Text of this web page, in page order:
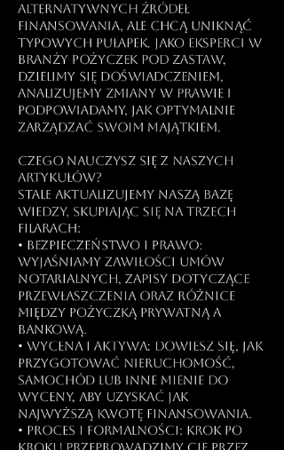
alternatywnych źródeł
finansowania, ale chcą uniknąć
typowych pułapek. Jako eksperci w
branży pożyczek pod zastaw,
dzielimy się doświadczeniem,
analizujemy zmiany w prawie i
podpowiadamy, jak optymalnie
zarządzać swoim majątkiem.
Czego nauczysz się z naszych
artykułów?
Stale aktualizujemy naszą bazę
wiedzy, skupiając się na trzech
filarach:
• Bezpieczeństwo i Prawo:
Wyjaśniamy zawiłości umów
notarialnych, zapisy dotyczące
przewłaszczenia oraz różnice
między pożyczką prywatną a
bankową.
• Wycena i Aktywa: Dowiesz się, jak
przygotować nieruchomość,
samochód lub inne mienie do
wyceny, aby uzyskać jak
najwyższą kwotę finansowania.
• Proces i Formalności: Krok po